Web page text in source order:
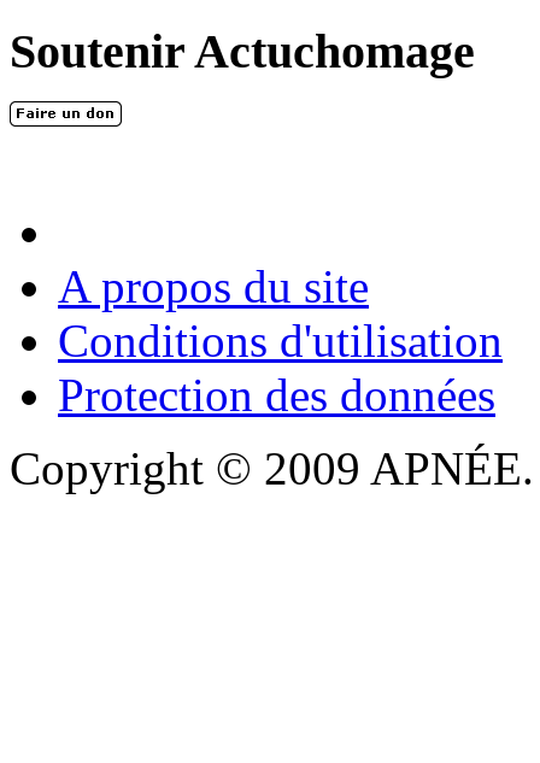
Soutenir Actuchomage
A propos du site
Conditions d'utilisation
Protection des données
Copyright © 2009 APNÉE.